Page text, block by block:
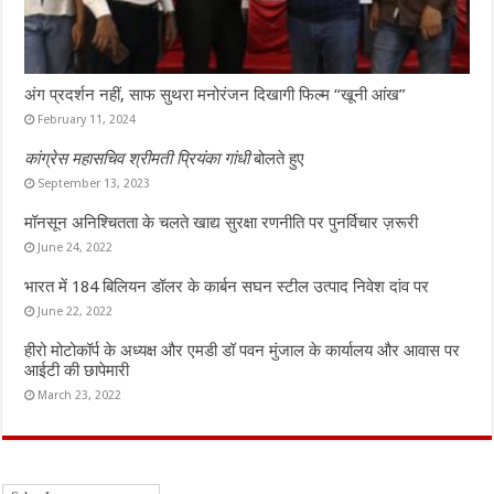
अंग प्रदर्शन नहीं, साफ सुथरा मनोरंजन दिखागी फिल्म “खूनी आंख”
February 11, 2024
कांग्रेस महासचिव श्रीमती प्रियंका गांधीबोलते हुए
September 13, 2023
मॉनसून अनिश्चितता के चलते खाद्य सुरक्षा रणनीति पर पुनर्विचार ज़रूरी
June 24, 2022
भारत में 184 बिलियन डॉलर के कार्बन सघन स्टील उत्पाद निवेश दांव पर
June 22, 2022
हीरो मोटोकॉर्प के अध्यक्ष और एमडी डॉ पवन मुंजाल के कार्यालय और आवास पर
आईटी की छापेमारी
March 23, 2022